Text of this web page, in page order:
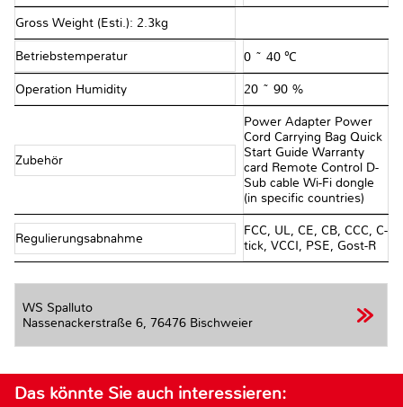
Gross Weight (Esti.): 2.3kg
Betriebstemperatur 0 ~ 40 ℃
Operation Humidity 20 ~ 90 %
Zubehör
Power Adapter Power
Cord Carrying Bag Quick
Start Guide Warranty
card Remote Control D-
Sub cable Wi-Fi dongle
(in specific countries)
Regulierungsabnahme
FCC, UL, CE, CB, CCC, C-
tick, VCCI, PSE, Gost-R
WS Spalluto
Nassenackerstraße 6, 76476 Bischweier
Das könnte Sie auch interessieren: